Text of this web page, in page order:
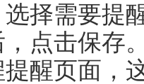
需要提醒
点击保存
页面，这